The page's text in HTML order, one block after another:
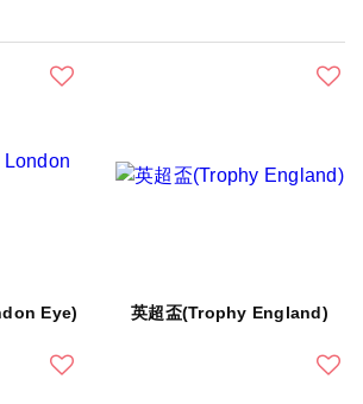
Eye) 英超盃(Trophy England)